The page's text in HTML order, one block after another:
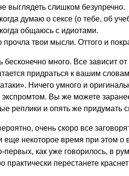
выглядеть слишком безупречно.
думаю о сексе (о тебе, об
общаюсь с идиотами.
твои мысли. Оттого и
бесконечно много. Все зависит
придраться к вашим
Ничего умного и
экспромтом. Вы же можете
реплики и опять же придумать
очень скоро все
еще некоторое время при этом о
первых, как уже говорилось, в
практически перестанете